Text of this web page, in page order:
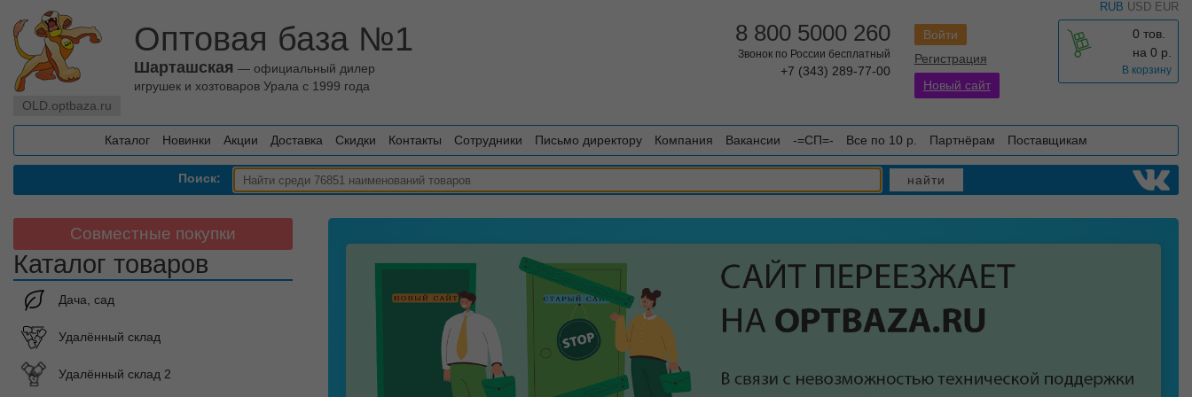
RUB USD EUR
OLD.optbaza.ru
Оптовая база №1
Шарташская — официальный дилер
игрушек и хозтоваров Урала с 1999 года
0 тов.
на 0 р.
В корзину
Войти
Регистрация
Новый сайт
8 800 5000 260
Звонок по России бесплатный
+7 (343) 289-77-00
Каталог Новинки Акции Доставка Скидки Контакты Сотрудники Письмо директору Компания Вакансии -=СП=- Все по 10 р. Партнёрам Поставщикам
Поиск: найти
Совместные покупки
Каталог товаров
Дача, сад
Удалённый склад
Удалённый склад 2